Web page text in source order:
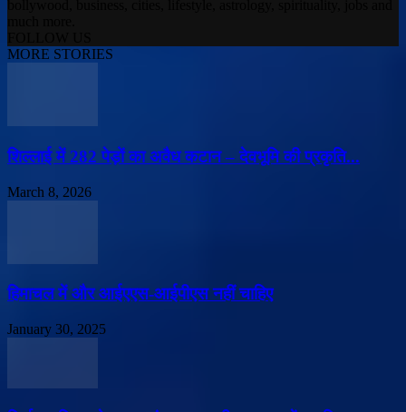
MORE STORIES
शिल्लाई में 282 पेड़ों का अवैध कटान – देवभूमि की प्रकृति...
March 8, 2026
हिमाचल में और आईएएस-आईपीएस नहीं चाहिए
January 30, 2025